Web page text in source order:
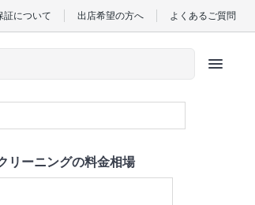
証について 出店希望の方へ よくあるご質問
menu
リーニングの料金相場